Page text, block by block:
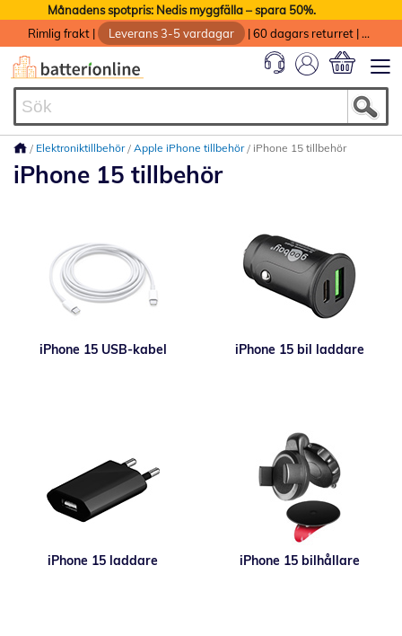
Månadens spotpris: Nedis myggfälla – spara 50%.
Rimlig frakt | Leverans 3-5 vardagar |60 dagars returret |
Elektroniktillbehör Apple iPhone tillbehör iPhone 15 tillbehör
iPhone 15 tillbehör
iPhone 15 USB-kabel iPhone 15 bil laddare
iPhone 15 laddare iPhone 15 bilhållare